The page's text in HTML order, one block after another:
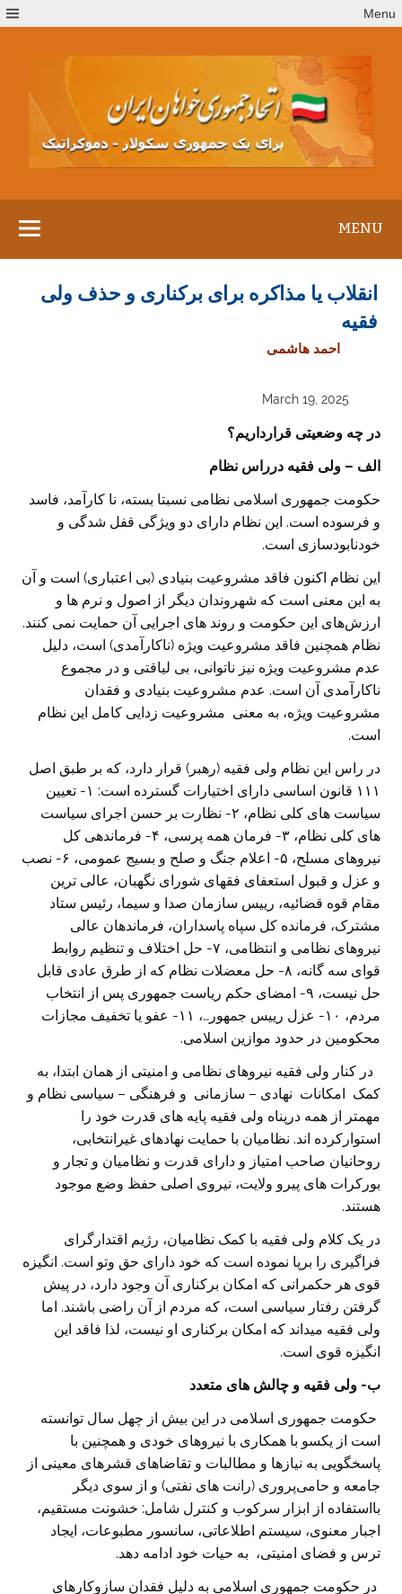
to
Menu
MENU
انقلاب یا مذاکره برای برکناری و حذف ولی
فقیه
احمد هاشمی
March 19, 2025
در چه وضعیتی قرارداریم؟
الف – ولی فقیه درراس نظام
حکومت جمهوری اسلامی نظامی نسبتا بسته، نا کارآمد، فاسد
و فرسوده است. این نظام دارای دو ویژگی قفل شدگی و
خودنابودسازی است.
این نظام اکنون فاقد مشروعیت بنیادی (بی اعتباری) است و آن
به این معنی است که شهروندان دیگر از اصول و نرم ها و
ارزش‌های این حکومت و روند های اجرایی آن حمایت نمی کنند.
نظام همچنین فاقد مشروعیت ویژه (ناکارآمدی) است، دلیل
عدم مشروعیت ویژه نیز ناتوانی، بی لیاقتی و در مجموع
ناکارآمدی آن است. عدم مشروعیت بنیادی و فقدان
مشروعیت ویژه، به معنی مشروعیت زدایی کامل این نظام
است.
در راس این نظام ولی فقیه (رهبر) قرار دارد، که بر طبق اصل
۱۱۱ قانون اساسی دارای اختیارات گسترده است: ۱- تعیین
سیاست های کلی نظام، ۲- نظارت بر حسن اجرای سیاست
های کلی نظام، ۳- فرمان همه پرسی، ۴- فرماندهی کل
نیروهای مسلح، ۵- اعلام جنگ و صلح و بسیج عمومی، ۶- نصب
و عزل و قبول استعفای فقهای شورای نگهبان، عالی ترین
مقام قوه قضائیه، رییس سازمان صدا و سیما، رئیس ستاد
مشترک، فرمانده کل سپاه پاسداران، فرماندهان عالی
نیروهای نظامی و انتظامی، ۷- حل اختلاف و تنظیم روابط
قوای سه گانه، ۸- حل معضلات نظام که از طرق عادی قابل
حل نیست، ۹- امضای حکم ریاست جمهوری پس از انتخاب
مردم، ۱۰- عزل رییس جمهور…، ۱۱- عفو یا تخفیف مجازات
محکومین در حدود موازین اسلامی.
در کنار ولی فقیه نیروهای نظامی و امنیتی از همان ابتدا، به
کمک امکانات نهادی – سازمانی و فرهنگی – سیاسی نظام و
مهمتر از همه درپناه ولی فقیه پایه های قدرت خود را
استوارکرده اند. نظامیان با حمایت نهادهای غیرانتخابی،
روحانیان صاحب امتیاز و دارای قدرت و نظامیان و تجار و
بورکرات های پیرو ولایت، نیروی اصلی حفظ وضع موجود
هستند.
در یک کلام ولی فقیه با کمک نظامیان، رژیم اقتدارگرای
فراگیری را برپا نموده است که خود دارای حق وتو است. انگیزه
قوی هر حکمرانی که امکان برکناری آن وجود دارد، در پیش
گرفتن رفتار سیاسی است، که مردم از آن راضی باشند. اما
ولی فقیه میداند که امکان برکناری او نیست، لذا فاقد این
انگیزه قوی است.
ب- ولی فقیه و چالش های متعدد
حکومت جمهوری اسلامی در این بیش از چهل سال توانسته
است از یکسو با همکاری با نیروهای خودی و همچنین با
پاسخگویی به نیازها و مطالبات و تقاضاهای قشرهای معینی از
جامعه و حامی‌پروری (رانت های نفتی) و از سوی دیگر
بااستفاده از ابزار سرکوب و کنترل شامل: خشونت مستقیم،
اجبار معنوی، سیستم اطلاعاتی، سانسور مطبوعات، ایجاد
ترس و فضای امنیتی، به حیات خود ادامه دهد.
در حکومت جمهوری اسلامی به دلیل فقدان سازوکارهای